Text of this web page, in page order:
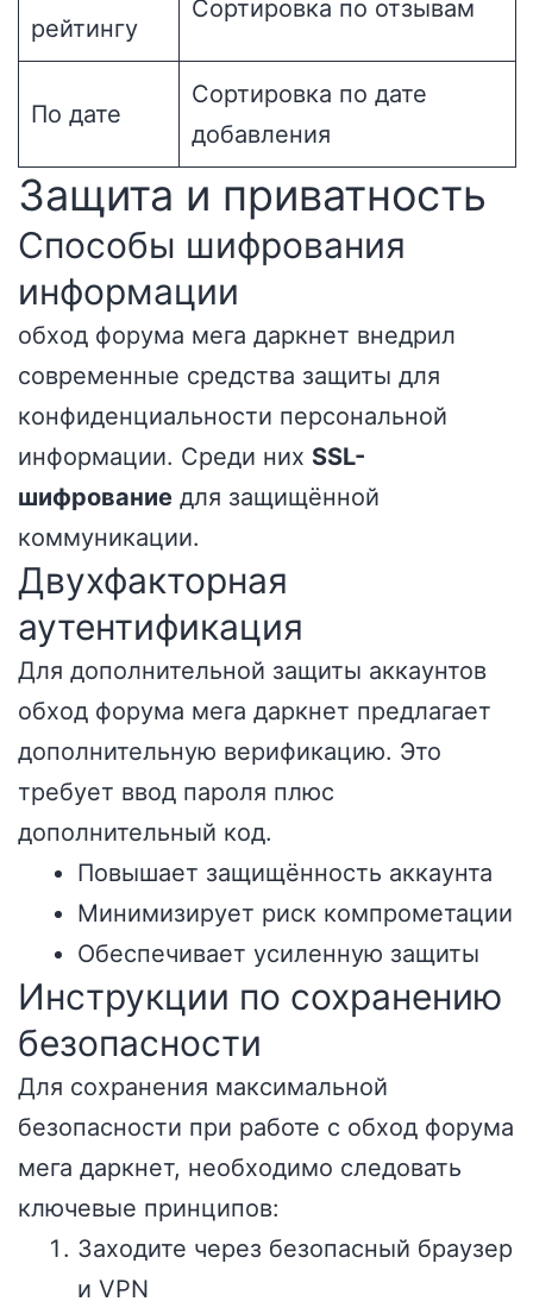
рейтингу
Сортировка по отзывам
По дате
Сортировка по дате
добавления
Защита и приватность
Способы шифрования
информации
обход форума мега даркнет внедрил
современные средства защиты для
конфиденциальности персональной
информации. Среди них SSL-
шифрование для защищённой
коммуникации.
Двухфакторная
аутентификация
Для дополнительной защиты аккаунтов
обход форума мега даркнет предлагает
дополнительную верификацию. Это
требует ввод пароля плюс
дополнительный код.
Повышает защищённость аккаунта
Минимизирует риск компрометации
Обеспечивает усиленную защиты
Инструкции по сохранению
безопасности
Для сохранения максимальной
безопасности при работе с обход форума
мега даркнет, необходимо следовать
ключевые принципов:
Заходите через безопасный браузер
и VPN